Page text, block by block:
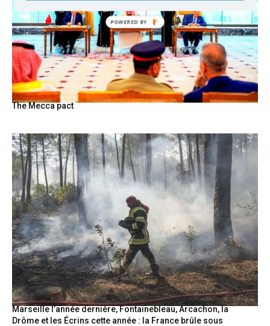
The Mecca pact
Marseille l’année dernière, Fontainebleau, Arcachon, la
Drôme et les Écrins cette année : la France brûle sous